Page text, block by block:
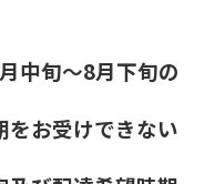
中旬～8月下旬の
お受けできない